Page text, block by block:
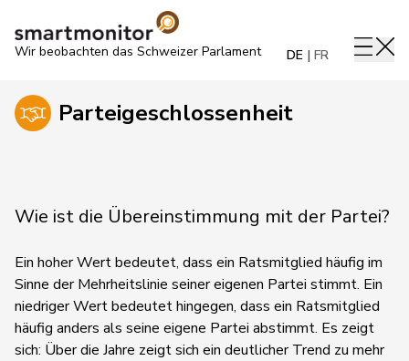
Wir beobachten das Schweizer Parlament DE FR
Parteigeschlossenheit
Wie ist die Übereinstimmung mit der Partei?
Ein hoher Wert bedeutet, dass ein Ratsmitglied häufig im
Sinne der Mehrheitslinie seiner eigenen Partei stimmt. Ein
niedriger Wert bedeutet hingegen, dass ein Ratsmitglied
häufig anders als seine eigene Partei abstimmt. Es zeigt
sich: Über die Jahre zeigt sich ein deutlicher Trend zu mehr